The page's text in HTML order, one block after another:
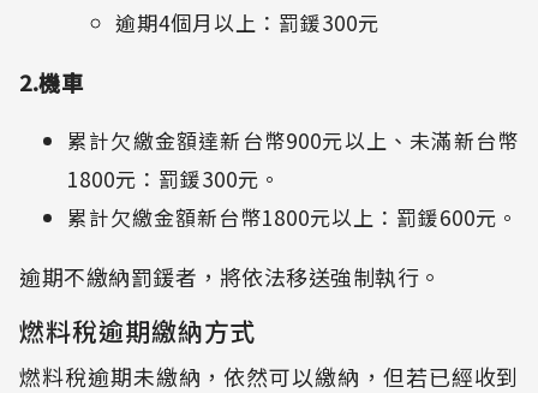
逾期4個月以上：罰鍰300元
2.機車
累計欠繳金額達新台幣900元以上、未滿新台幣
1800元：罰鍰300元。
累計欠繳金額新台幣1800元以上：罰鍰600元。
逾期不繳納罰鍰者，將依法移送強制執行。
燃料稅逾期繳納方式
燃料稅逾期未繳納，依然可以繳納，但若已經收到